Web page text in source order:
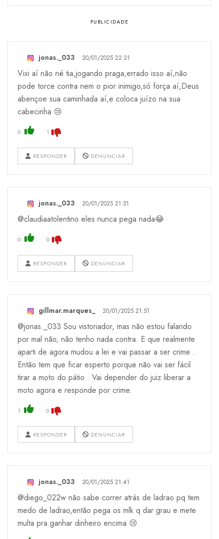
jonas._033 20/01/2025 22:21
Vixi aí não né tia,jogando praga,errado isso aí,não
pode torce contra nem o pior inimigo,só força aí,Deus
abençoe sua caminhada aí,e coloca juízo na sua
cabecinha 😢
0 1
RESPONDER DENUNCIAR
jonas._033 20/01/2025 21:51
@claudiaatolentino eles nunca pega nada😂
0 0
RESPONDER DENUNCIAR
gillmar.marques_ 20/01/2025 21:51
@jonas._033 Sou vistoriador, mas não estou falando
por mal não, não tenho nada contra. E que realmente
aparti de agora mudou a lei e vai passar a ser crime .
Então tem que ficar esperto porque não vai ser fácil
tirar a moto do pátio . Vai depender do juiz liberar a
moto agora e responde por crime.
1 0
RESPONDER DENUNCIAR
jonas._033 20/01/2025 21:41
@diego_022w não sabe correr atrás de ladrao pq tem
medo de ladrao,então pega os mlk q dar grau e mete
multa pra ganhar dinheiro encima 😢